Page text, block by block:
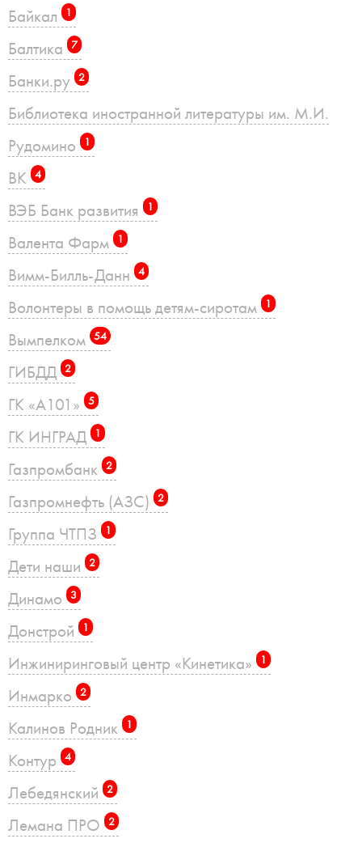
Байкал 1
Балтика 7
Банки.ру 2
Библиотека иностранной литературы им. М.И.
Рудомино
1
ВК 4
ВЭБ Банк развития 1
Валента Фарм 1
Вимм-Билль-Данн 4
Волонтеры в помощь детям-сиротам 1
Вымпелком 54
ГИБДД 2
ГК «А101» 5
ГК ИНГРАД 1
Газпромбанк 2
Газпромнефть (АЗС) 2
Группа ЧТПЗ 1
Дети наши 2
Динамо 3
Донстрой 1
Инжиниринговый центр «Кинетика» 1
Инмарко 2
Калинов Родник 1
Контур 4
Лебедянский 2
Лемана ПРО 2